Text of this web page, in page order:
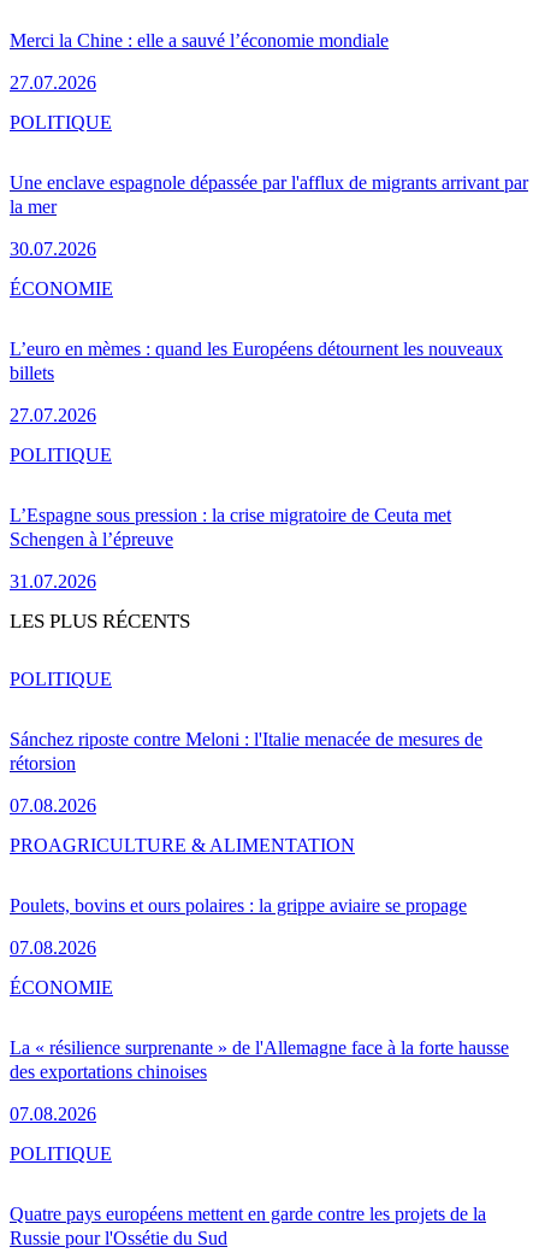
Merci la Chine : elle a sauvé l’économie mondiale
27.07.2026
Une enclave espagnole dépassée par l'afflux de migrants arrivant par
la mer
30.07.2026
POLITIQUE
L’euro en mèmes : quand les Européens détournent les nouveaux
billets
27.07.2026
ÉCONOMIE
L’Espagne sous pression : la crise migratoire de Ceuta met
Schengen à l’épreuve
31.07.2026
POLITIQUE
LES PLUS RÉCENTS
Sánchez riposte contre Meloni : l'Italie menacée de mesures de
rétorsion
07.08.2026
POLITIQUE
Poulets, bovins et ours polaires : la grippe aviaire se propage
07.08.2026
PROAGRICULTURE & ALIMENTATION
La « résilience surprenante » de l'Allemagne face à la forte hausse
des exportations chinoises
07.08.2026
ÉCONOMIE
Quatre pays européens mettent en garde contre les projets de la
Russie pour l'Ossétie du Sud
POLITIQUE